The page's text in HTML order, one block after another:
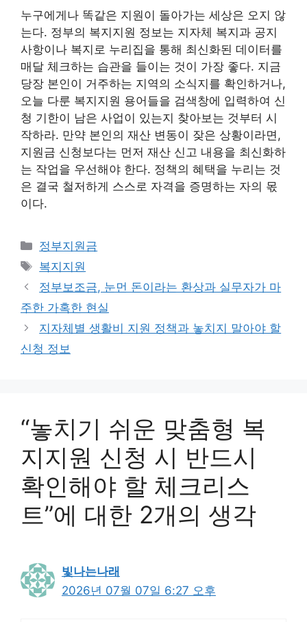
누구에게나 똑같은 지원이 돌아가는 세상은 오지 않
는다. 정부의 복지지원 정보는 지자체 복지과 공지
사항이나 복지로 누리집을 통해 최신화된 데이터를
매달 체크하는 습관을 들이는 것이 가장 좋다. 지금
당장 본인이 거주하는 지역의 소식지를 확인하거나,
오늘 다룬 복지지원 용어들을 검색창에 입력하여 신
청 기한이 남은 사업이 있는지 찾아보는 것부터 시
작하라. 만약 본인의 재산 변동이 잦은 상황이라면,
지원금 신청보다는 먼저 재산 신고 내용을 최신화하
는 작업을 우선해야 한다. 정책의 혜택을 누리는 것
은 결국 철저하게 스스로 자격을 증명하는 자의 몫
이다.
카
테
리
정부지원금
태
그
복지지원
정부보조금, 눈먼 돈이라는 환상과 실무자가 마
주한 가혹한 현실
지자체별 생활비 지원 정책과 놓치지 말아야 할
신청 정보
“놓치기 쉬운 맞춤형 복
지지원 신청 시 반드시
확인해야 할 체크리스
트”에 대한 2개의 생각
빛나는나래
2026년 07월 07일 6:27 오후